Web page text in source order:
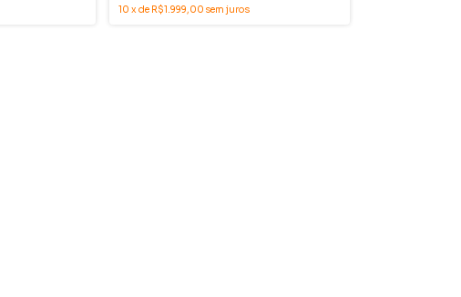
10 x de R$1.999,00 sem juros